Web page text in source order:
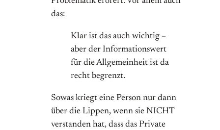
das:
Klar ist das auch wichtig –
aber der Informationswert
für die Allgemeinheit ist da
recht begrenzt.
Sowas kriegt eine Person nur dann
über die Lippen, wenn sie NICHT
verstanden hat, dass das Private